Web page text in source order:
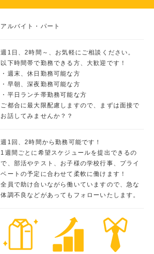
アルバイト・パート
週1日、2時間～、お気軽にご相談ください。
以下時間帯で勤務できる方、大歓迎です！
・週末、休日勤務可能な方
・早朝、深夜勤務可能な方
・平日ランチ帯勤務可能な方
ご都合に最大限配慮しますので、まずは面接で
お話してみませんか？？
週1回、2時間から勤務可能です！
1週間ごとに希望スケジュールを提出できるの
で、部活やテスト、お子様の学校行事、プライ
ベートの予定に合わせて柔軟に働けます！
全員で助け合いながら働いていますので、急な
体調不良などがあってもフォローいたします。